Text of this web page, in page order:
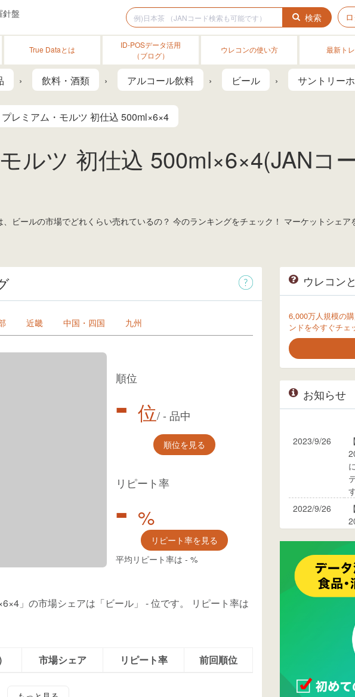
針盤 検索
True Dataとは
ID-POSデータ活用
（ブログ）
ウレコンの使い方 最新ト
飲料・酒類 アルコール飲料 ビール サントリー
レミアム・モルツ 初仕込 500ml×6×4
ルツ 初仕込 500ml×6×4(JANコ
ビールの市場でどれくらい売れているの？ 今のランキングをチェック！ マーケットシェ
近畿 中国・四国 九州
順位
- 位/- 品中
順位を見る
リピート率
- %
リピート率を見る
平均リピート率は - %
」の市場シェアは「ビール」 -位です。
リピート率は
市場シェア リピート率 前回順位
ウレコン
6,000万人規模の
ンドを今すぐチェ
お知らせ
2023/9/26
2022/9/26
2017/05/17
2015/04/30